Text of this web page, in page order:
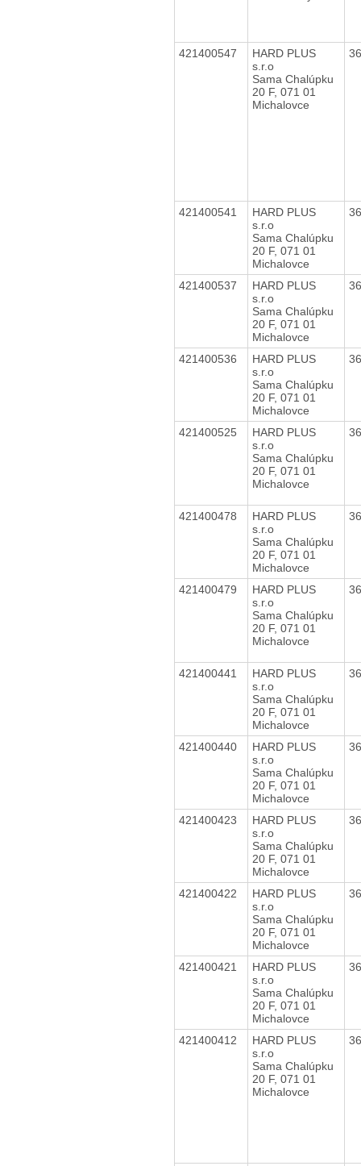
421400547
HARD PLUS
s.r.o
Sama Chalúpku
20 F, 071 01
Michalovce
421400541
HARD PLUS
s.r.o
Sama Chalúpku
20 F, 071 01
Michalovce
421400537
HARD PLUS
s.r.o
Sama Chalúpku
20 F, 071 01
Michalovce
421400536
HARD PLUS
s.r.o
Sama Chalúpku
20 F, 071 01
Michalovce
421400525
HARD PLUS
s.r.o
Sama Chalúpku
20 F, 071 01
Michalovce
421400478
HARD PLUS
s.r.o
Sama Chalúpku
20 F, 071 01
Michalovce
421400479
HARD PLUS
s.r.o
Sama Chalúpku
20 F, 071 01
Michalovce
421400441
HARD PLUS
s.r.o
Sama Chalúpku
20 F, 071 01
Michalovce
421400440
HARD PLUS
s.r.o
Sama Chalúpku
20 F, 071 01
Michalovce
421400423
HARD PLUS
s.r.o
Sama Chalúpku
20 F, 071 01
Michalovce
421400422
HARD PLUS
s.r.o
Sama Chalúpku
20 F, 071 01
Michalovce
421400421
HARD PLUS
s.r.o
Sama Chalúpku
20 F, 071 01
Michalovce
421400412
HARD PLUS
s.r.o
Sama Chalúpku
20 F, 071 01
Michalovce